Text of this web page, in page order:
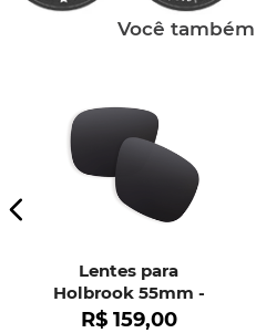
Você
Lentes para
Holbrook 55mm -
OO9102
R$ 159,00